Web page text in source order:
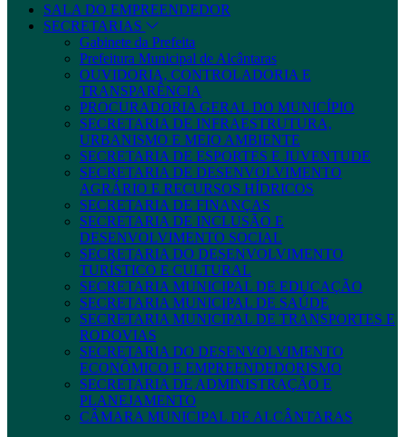
SALA DO EMPREENDEDOR
SECRETARIAS
Gabinete da Prefeita
Prefeitura Municipal de Alcântaras
OUVIDORIA, CONTROLADORIA E
TRANSPARÊNCIA
PROCURADORIA GERAL DO MUNICÍPIO
SECRETARIA DE INFRAESTRUTURA,
URBANISMO E MEIO AMBIENTE
SECRETARIA DE ESPORTES E JUVENTUDE
SECRETARIA DE DESENVOLVIMENTO
AGRÁRIO E RECURSOS HÍDRICOS
SECRETARIA DE FINANÇAS
SECRETARIA DE INCLUSÃO E
DESENVOLVIMENTO SOCIAL
SECRETARIA DO DESENVOLVIMENTO
TURÍSTICO E CULTURAL
SECRETARIA MUNICIPAL DE EDUCAÇÃO
SECRETARIA MUNICIPAL DE SAÚDE
SECRETARIA MUNICIPAL DE TRANSPORTES E
RODOVIAS
SECRETARIA DO DESENVOLVIMENTO
ECONÔMICO E EMPREENDEDORISMO
SECRETARIA DE ADMINISTRAÇÃO E
PLANEJAMENTO
CÂMARA MUNICIPAL DE ALCÂNTARAS